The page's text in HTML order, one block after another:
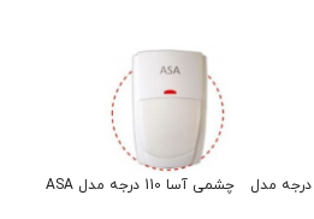
چشمی دزدگیر کلاسیک 110 درجه مدل
چشمی آسا 110 درجه مدل ASA